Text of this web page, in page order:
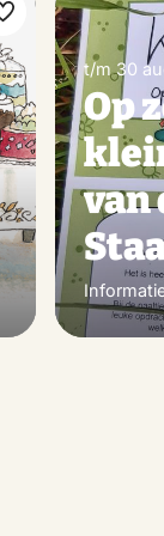
Maak
favoriet t/m 30
Op
van